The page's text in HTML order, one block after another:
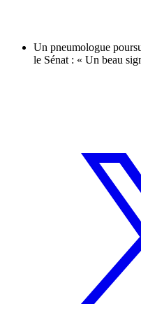
Un pneumologue
le Sénat : « Un beau